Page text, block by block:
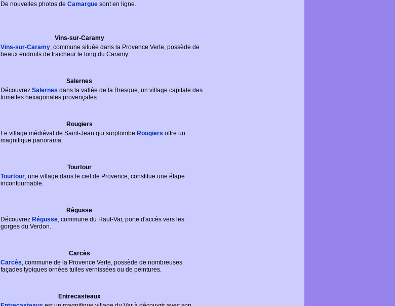
De nouvelles photos de Camarguesont en ligne.
Vins-sur-Caramy
Vins-sur-Caramy, commune située dans la Provence Verte, possède de
beaux endroits de fraicheur le long du Caramy.
Salernes
Découvrez Salernes dans la vallée de la Bresque, un village capitale des
tomettes hexagonales provençales.
Rougiers
Le village médiéval de Saint-Jean qui surplombe Rougiers offre un
magnifique panorama.
Tourtour
Tourtour, une village dans le ciel de Provence, constitue une étape
incontournable.
Régusse
Découvrez Régusse, commune du Haut-Var, porte d'accès vers les
gorges du Verdon.
Carcès
Carcès, commune de la Provence Verte, possède de nombreuses
façades typiques ornées tuiles vernissées ou de peintures.
Entrecasteaux